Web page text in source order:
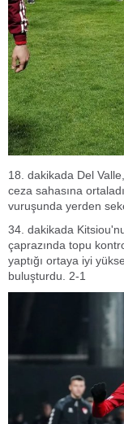
18. dakikada Del
ceza sahasına
vuruşunda yerden
34. dakikada
çaprazında topu
yaptığı ortaya iyi
buluşturdu. 2-1